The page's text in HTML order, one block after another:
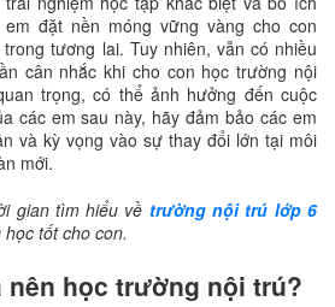
đặt nền móng vững vàng cho con
tương lai. Tuy nhiên, vẫn có nhiều
cân nhắc khi cho con học trường nội
trọng, có thể ảnh hưởng đến cuộc
các em sau này, hãy đảm bảo các em
và kỳ vọng vào sự thay đổi lớn tại môi
mới.
gian tìm hiểu về trường nội trú lớp 6
tốt cho con.
nên học trường nội trú?